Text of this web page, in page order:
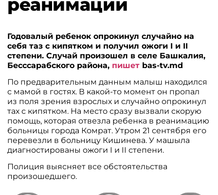
Годовалый ребенок опрокинул случайно на
себя таз с кипятком и получил ожоги I и II
степени. Случай произошел в селе Башкалия,
Бесссарабского района, пишет bas-tv.md
По предварительным данным малыш находился
с мамой в гостях. В какой-то момент он пропал
из поля зрения взрослых и случайно опрокинул
тах с кипятком. На место сразу вызвали скорую
помощь, которая отвезла ребенка в реанимацию
больницы города Комрат. Утром 21 сентября его
перевезли в больницу Кишинева. У машыла
диагностированы ожоги I и II степени.
Полиция выясняет все обстоятельства
произошедшего.